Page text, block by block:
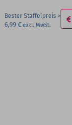
Bester Staffelpreis
6,99 €